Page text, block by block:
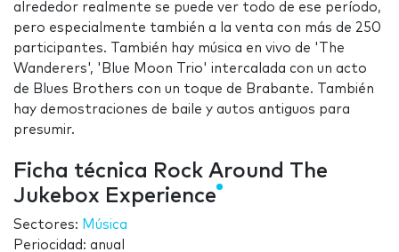
alrededor realmente se puede ver todo de ese período,
pero especialmente también a la venta con más de 250
participantes. También hay música en vivo de 'The
Wanderers', 'Blue Moon Trio' intercalada con un acto
de Blues Brothers con un toque de Brabante. También
hay demostraciones de baile y autos antiguos para
presumir.
Ficha técnica Rock Around The
Jukebox Experience
Sectores: Música
Periocidad: anual